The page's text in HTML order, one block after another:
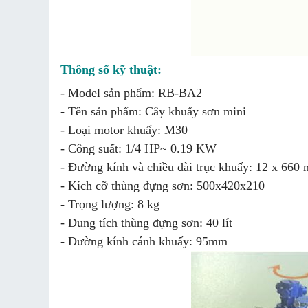
Thông số kỹ thuật:
- Model sản phẩm: RB-BA2
- Tên sản phẩm: Cây khuấy sơn mini
- Loại motor khuấy: M30
- Công suất: 1/4 HP~ 0.19 KW
- Đường kính và chiều dài trục khuấy: 12 x 660
- Kích cỡ thùng đựng sơn: 500x420x210
- Trọng lượng: 8 kg
- Dung tích thùng đựng sơn: 40 lít
- Đường kính cánh khuấy: 95mm